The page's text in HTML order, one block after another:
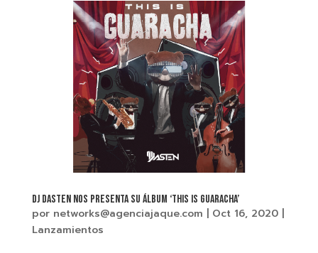
DJ DASTEN NOS PRESENTA SU ÁLBUM ‘THIS IS GUARACHA’
por networks@agenciajaque.com Oct 16, 2020|
Lanzamientos